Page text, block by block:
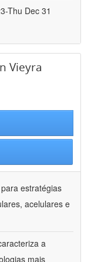
Thu Dec 31
Vieyra
estratégias
acelulares e
a
mais